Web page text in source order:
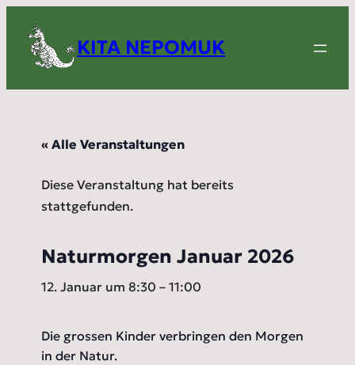
KITA NEPOMUK
« Alle Veranstaltungen
Diese Veranstaltung hat bereits
stattgefunden.
Naturmorgen Januar 2026
12. Januar um 8:30 – 11:00
Die grossen Kinder verbringen den Morgen
in der Natur.